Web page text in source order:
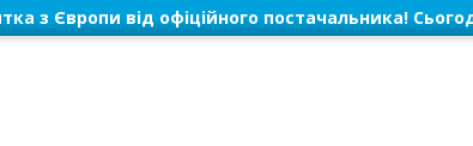
з Європи від офіційного постачальника!